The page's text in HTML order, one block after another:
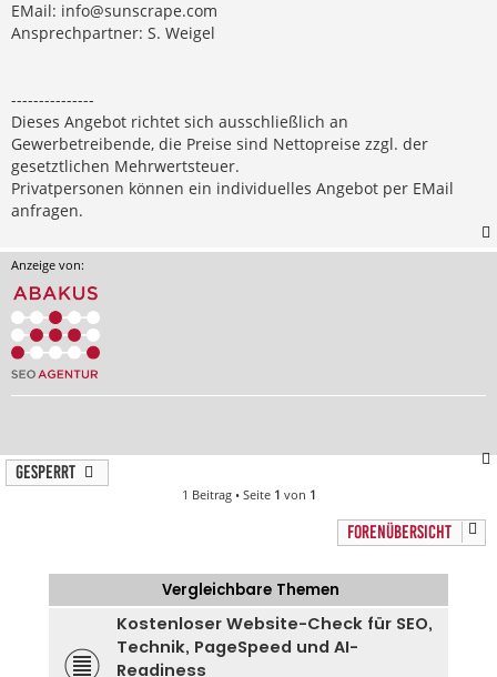
EMail: info@sunscrape.com
Ansprechpartner: S. Weigel
---------------
Dieses Angebot richtet sich ausschließlich an
Gewerbetreibende, die Preise sind Nettopreise zzgl. der
gesetztlichen Mehrwertsteuer.
Privatpersonen können ein individuelles Angebot per EMail
anfragen.
Anzeige von:
Gesperrt
1 Beitrag • Seite 1 von 1
FORENÜBERSICHT
Vergleichbare Themen
Kostenloser Website-Check für SEO,
Technik, PageSpeed und AI-
Readiness